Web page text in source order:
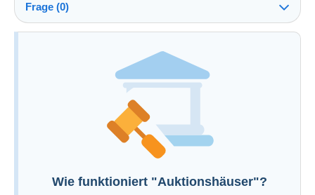
Zusätzliche Informationen zu den
Frage (0)
Um eine Frage stellen zu können, müssen Sie
Jetzt einloggen
Wie funktioniert "Auktionshäuser"?